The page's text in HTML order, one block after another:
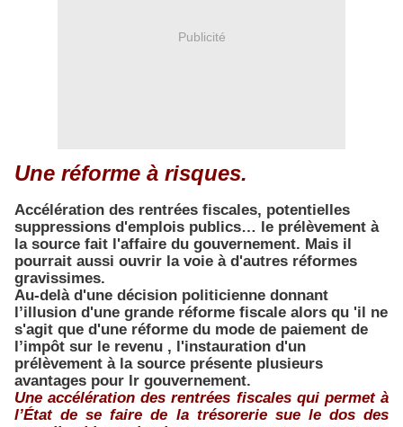
Publicité
Une réforme à risques.
Accélération des rentrées fiscales, potentielles
suppressions d'emplois publics… le prélèvement à
la source fait l'affaire du gouvernement. Mais il
pourrait aussi ouvrir la voie à d'autres réformes
gravissimes.
Au-delà d'une décision politicienne donnant
l’illusion d'une grande réforme fiscale alors qu 'il ne
s'agit que d'une réforme du mode de paiement de
l’impôt sur le revenu , l'instauration d'un
prélèvement à la source présente plusieurs
avantages pour lr gouvernement.
Une accélération des rentrées fiscales qui permet à
l’État de se faire de la trésorerie sue le dos des